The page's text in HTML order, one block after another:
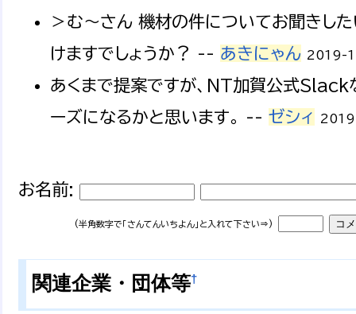
＞む～さん 機材の件についてお聞きした
けますでしょうか？ -- あきにゃん 2019-
あくまで提案ですが、NT加賀公式Slack
ーズになるかと思います。 -- ゼシィ
お名前:
(半角数字で「さんてんいちよん」と入れて下さい⇒)
関連企業・団体等†